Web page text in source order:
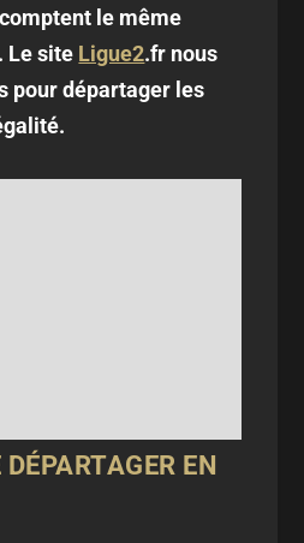
le même
Le site Ligue2.fr nous
pour départager les
EN